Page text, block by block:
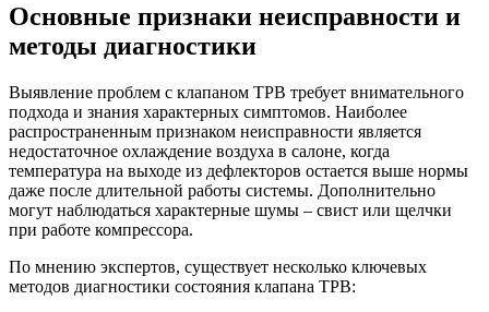
Основные признаки неисправности и
методы диагностики
Выявление проблем с клапаном ТРВ требует внимательного
подхода и знания характерных симптомов. Наиболее
распространенным признаком неисправности является
недостаточное охлаждение воздуха в салоне, когда
температура на выходе из дефлекторов остается выше нормы
даже после длительной работы системы. Дополнительно
могут наблюдаться характерные шумы – свист или щелчки
при работе компрессора.
По мнению экспертов, существует несколько ключевых
методов диагностики состояния клапана ТРВ: